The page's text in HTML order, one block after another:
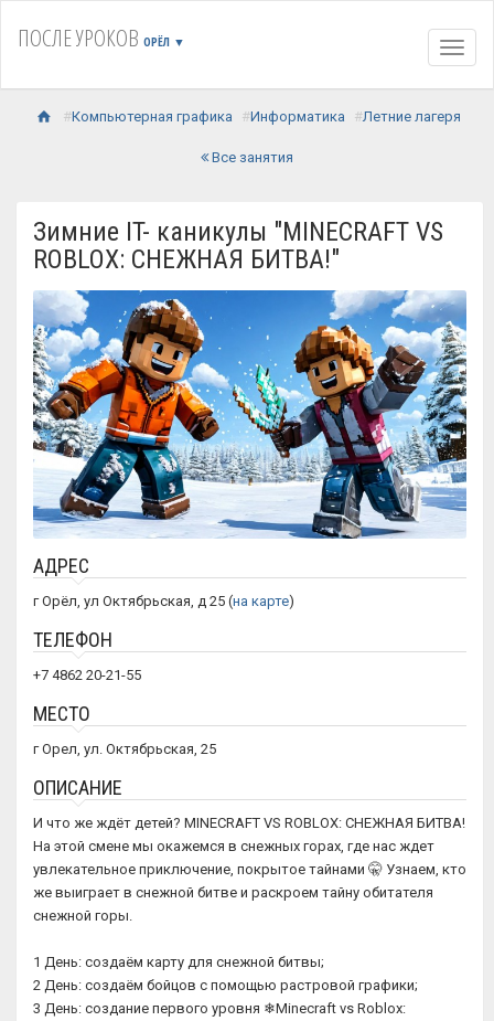
ПОСЛЕ УРОКОВ ОРЁЛ ▼
Компьютерная графика Информатика Летние лагеря
Все занятия
Зимние IT- каникулы "MINECRAFT VS
ROBLOX: СНЕЖНАЯ БИТВА!"
АДРЕС
г Орёл, ул Октябрьская, д 25 (на карте)
ТЕЛЕФОН
+7 4862 20-21-55
МЕСТО
г Орел, ул. Октябрьская, 25
ОПИСАНИЕ
И что же ждёт детей? MINECRAFT VS ROBLOX: СНЕЖНАЯ БИТВА!
На этой смене мы окажемся в снежных горах, где нас ждет
увлекательное приключение, покрытое тайнами 🤫 Узнаем, кто
же выиграет в снежной битве и раскроем тайну обитателя
снежной горы.
1 День: создаём карту для снежной битвы;
2 День: создаём бойцов с помощью растровой графики;
3 День: создание первого уровня ❄Minecraft vs Roblox: